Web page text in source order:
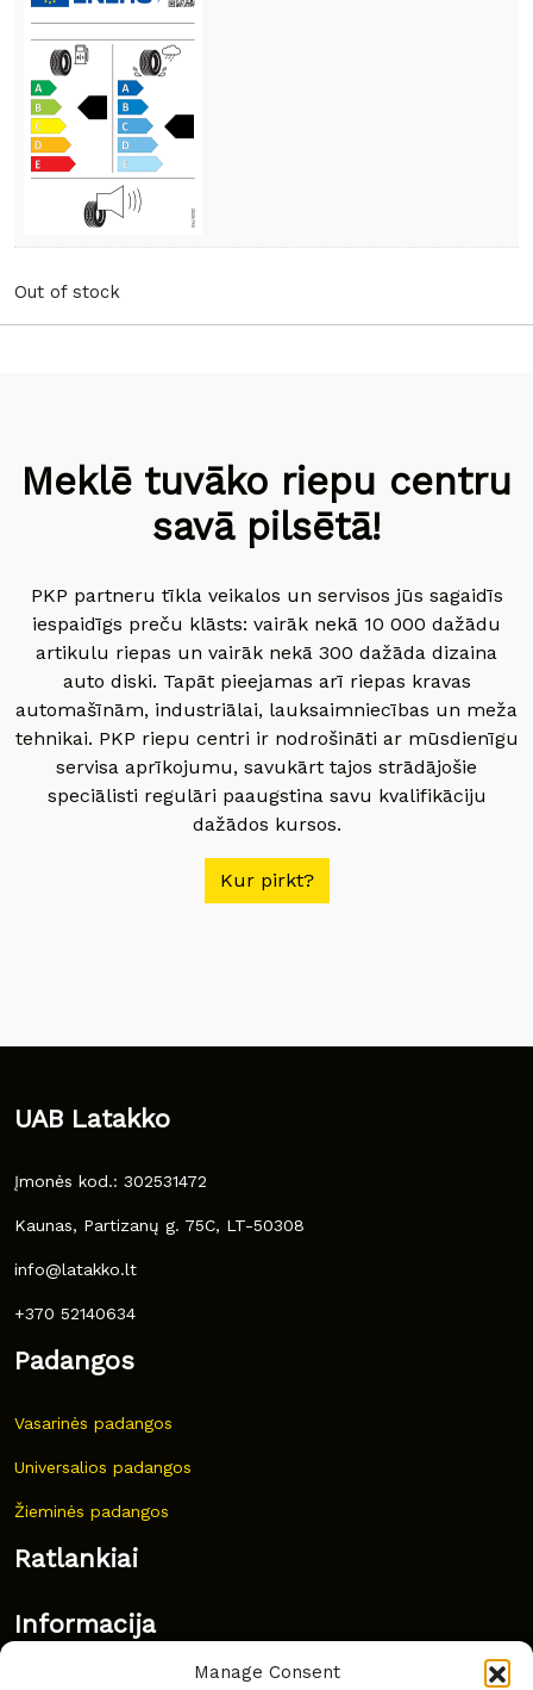
Manage Consent
Out of stock
Meklē tuvāko riepu centru
savā pilsētā!
PKP partneru tīkla veikalos un servisos jūs sagaidīs
iespaidīgs preču klāsts: vairāk nekā 10 000 dažādu
artikulu riepas un vairāk nekā 300 dažāda dizaina
auto diski. Tapāt pieejamas arī riepas kravas
automašīnām, industriālai, lauksaimniecības un meža
tehnikai. PKP riepu centri ir nodrošināti ar mūsdienīgu
servisa aprīkojumu, savukārt tajos strādājošie
speciālisti regulāri paaugstina savu kvalifikāciju
dažādos kursos.
Kur pirkt?
UAB Latakko
Įmonės kod.: 302531472
Kaunas, Partizanų g. 75C, LT-50308
info@latakko.lt
+370 52140634
Padangos
Vasarinės padangos
Universalios padangos
Žieminės padangos
Ratlankiai
Informacija